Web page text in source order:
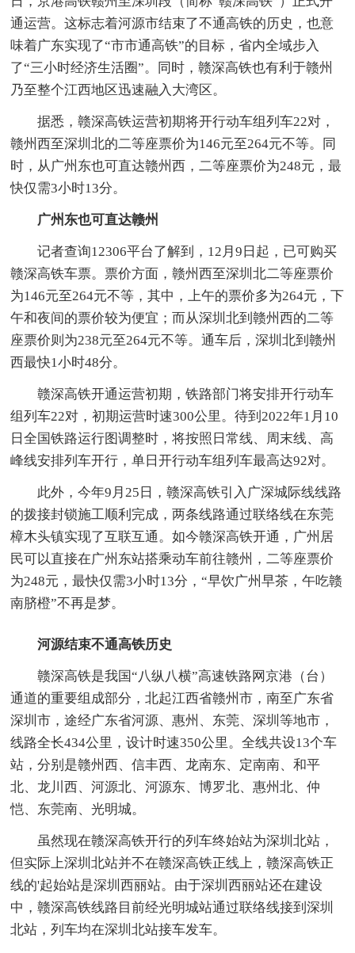
通运营。这标志着河源市结束了不通高铁的历史，也意
味着广东实现了“市市通高铁”的目标，省内全域步入
了“三小时经济生活圈”。同时，赣深高铁也有利于赣州
乃至整个江西地区迅速融入大湾区。
据悉，赣深高铁运营初期将开行动车组列车22对，
赣州西至深圳北的二等座票价为146元至264元不等。同
时，从广州东也可直达赣州西，二等座票价为248元，最
快仅需3小时13分。
广州东也可直达赣州
记者查询12306平台了解到，12月9日起，已可购买
赣深高铁车票。票价方面，赣州西至深圳北二等座票价
为146元至264元不等，其中，上午的票价多为264元，下
午和夜间的票价较为便宜；而从深圳北到赣州西的二等
座票价则为238元至264元不等。通车后，深圳北到赣州
西最快1小时48分。
赣深高铁开通运营初期，铁路部门将安排开行动车
组列车22对，初期运营时速300公里。待到2022年1月10
日全国铁路运行图调整时，将按照日常线、周末线、高
峰线安排列车开行，单日开行动车组列车最高达92对。
此外，今年9月25日，赣深高铁引入广深城际线线路
的拨接封锁施工顺利完成，两条线路通过联络线在东莞
樟木头镇实现了互联互通。如今赣深高铁开通，广州居
民可以直接在广州东站搭乘动车前往赣州，二等座票价
为248元，最快仅需3小时13分，“早饮广州早茶，午吃赣
南脐橙”不再是梦。
河源结束不通高铁历史
赣深高铁是我国“八纵八横”高速铁路网京港（台）
通道的重要组成部分，北起江西省赣州市，南至广东省
深圳市，途经广东省河源、惠州、东莞、深圳等地市，
线路全长434公里，设计时速350公里。全线共设13个车
站，分别是赣州西、信丰西、龙南东、定南南、和平
北、龙川西、河源北、河源东、博罗北、惠州北、仲
恺、东莞南、光明城。
虽然现在赣深高铁开行的列车终始站为深圳北站，
但实际上深圳北站并不在赣深高铁正线上，赣深高铁正
线的'起始站是深圳西丽站。由于深圳西丽站还在建设
中，赣深高铁线路目前经光明城站通过联络线接到深圳
北站，列车均在深圳北站接车发车。